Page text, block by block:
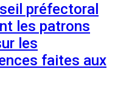
préfectoral
les patrons
les
faites aux